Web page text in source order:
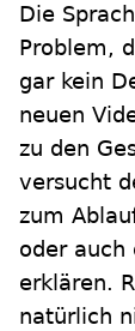
Die
Problem,
gar kein
neuen
zu den
versucht
zum
oder auch
erklären.
natürlich